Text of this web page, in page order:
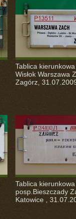
Tablica
Wisłok Warszawa
Zagórz,
Tablica kierunkowa
posp.Bieszczady
Katowice ,